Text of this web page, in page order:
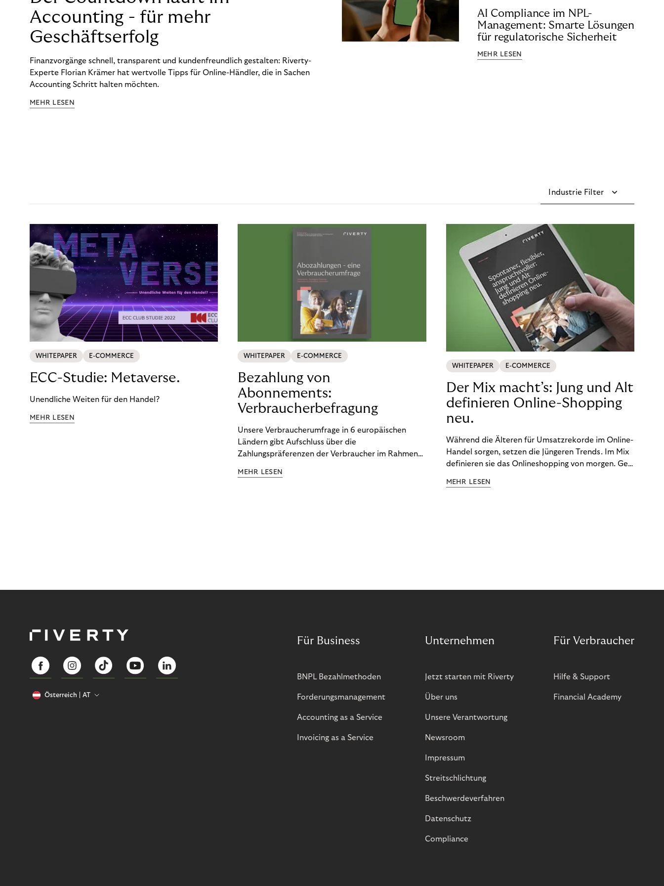
Accounting - für mehr
Geschäftserfolg
Finanzvorgänge schnell, transparent und kundenfreundlich gestalten: Riverty-
Experte Florian Krämer hat wertvolle Tipps für Online-Händler, die in Sachen
Accounting Schritt halten möchten.
MEHR LESEN
AI Compliance im NPL-
Management: Smarte Lösungen
für regulatorische Sicherheit
MEHR LESEN
Industrie Filter
WHITEPAPER E-COMMERCE
ECC-Studie: Metaverse.
Unendliche Weiten für den Handel?
MEHR LESEN
WHITEPAPER E-COMMERCE
Bezahlung von
Abonnements:
Verbraucherbefragung
Unsere Verbraucherumfrage in 6 europäischen
Ländern gibt Aufschluss über die
Zahlungspräferenzen der Verbraucher im Rahmen
Ergebnisse, um zu erfahren, wie Sie
MEHR LESEN
WHITEPAPER E-COMMERCE
Der Mix macht’s: Jung und Alt
definieren Online-Shopping
neu.
Während die Älteren für Umsatzrekorde im Online-
Handel sorgen, setzen die Jüngeren Trends. Im Mix
definieren sie das Onlineshopping von morgen. Gen
gemeinsame Leidenschaft - allerdings
MEHR LESEN
Österreich AT
Für Business
BNPL Bezahlmethoden
Forderungsmanagement
Accounting as a Service
Invoicing as a Service
Unternehmen
Jetzt starten mit Riverty
Über uns
Unsere Verantwortung
Newsroom
Impressum
Streitschlichtung
Beschwerdeverfahren
Datenschutz
Compliance
Für Verbraucher
Hilfe & Support
Financial Academy